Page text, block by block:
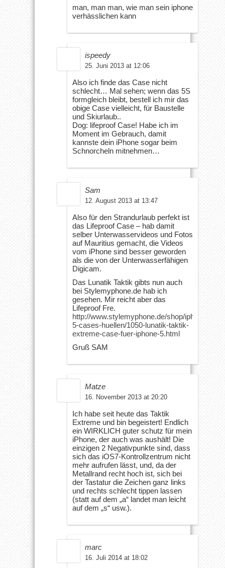
man, man man, wie man sein iphone
verhässlichen kann
ispeedy
25. Juni 2013 at 12:06
Also ich finde das Case nicht
schlecht… Mal sehen; wenn das 5S
formgleich bleibt, bestell ich mir das
obige Case vielleicht, für Baustelle
und Skiurlaub..
Dog: lifeproof Case! Habe ich im
Moment im Gebrauch, damit
kannste dein iPhone sogar beim
Schnorcheln mitnehmen…
Sam
12. August 2013 at 13:47
Also für den Strandurlaub perfekt ist
das Lifeproof Case – hab damit
selber Unterwasservideos und Fotos
auf Mauritius gemacht, die Videos
vom iPhone sind besser geworden
als die von der Unterwasserfähigen
Digicam.
Das Lunatik Taktik gibts nun auch
bei Stylemyphone.de hab ich
gesehen. Mir reicht aber das
Lifeproof Fre.
http://www.stylemyphone.de/shop/iphone-
5-cases-huellen/1050-lunatik-taktik-
extreme-case-fuer-iphone-5.html
Gruß SAM
Matze
16. November 2013 at 20:20
Ich habe seit heute das Taktik
Extreme und bin begeistert! Endlich
ein WIRKLICH guter schutz für mein
iPhone, der auch was aushält! Die
einzigen 2 Negativpunkte sind, dass
sich das iOS7-Kontrollzentrum nicht
mehr aufrufen lässt, und, da der
Metallrand recht hoch ist, sich bei
der Tastatur die Zeichen ganz links
und rechts schlecht tippen lassen
(statt auf dem „a“ landet man leicht
auf dem „s“ usw.).
marc
16. Juli 2014 at 18:02